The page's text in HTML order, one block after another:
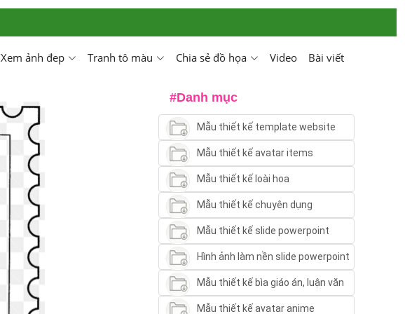
Xem ảnh đep Tranh tô màu Chia sẻ đồ họa Video Bài viết
#Danh mục
Mẫu thiết kế template website
Mẫu thiết kế avatar items
Mẫu thiết kế loài hoa
Mẫu thiết kế chuyên dụng
Mẫu thiết kế slide powerpoint
Hình ảnh làm nền slide powerpoint
Mẫu thiết kế bìa giáo án, luận văn
Mẫu thiết kế avatar anime